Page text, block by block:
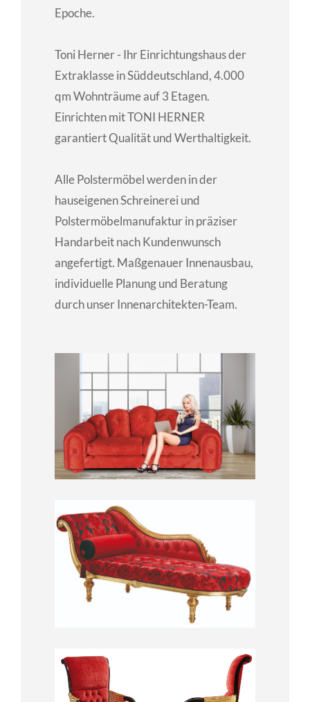
Epoche.
Toni Herner - Ihr Einrichtungshaus der
Extraklasse in Süddeutschland, 4.000
qm Wohnträume auf 3 Etagen.
Einrichten mit TONI HERNER
garantiert Qualität und Werthaltigkeit.
Alle Polstermöbel werden in der
hauseigenen Schreinerei und
Polstermöbelmanufaktur in präziser
Handarbeit nach Kundenwunsch
angefertigt. Maßgenauer Innenausbau,
individuelle Planung und Beratung
durch unser Innenarchitekten-Team.